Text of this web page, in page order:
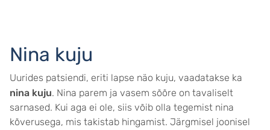
Nina kuju
Uurides patsiendi, eriti lapse näo kuju, vaadatakse ka
nina kuju. Nina parem ja vasem sõõre on tavaliselt
sarnased. Kui aga ei ole, siis võib olla tegemist nina
kõverusega, mis takistab hingamist. Järgmisel joonisel